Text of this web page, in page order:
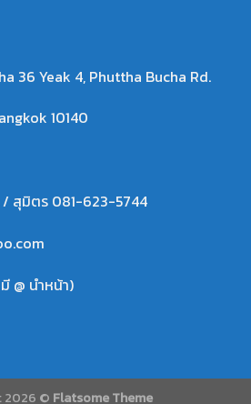
36 Yeak 4, Phuttha Bucha Rd.
10140
/ สุมิตร 081-623-5744
@ นำหน้า)
2026 © Flatsome Theme